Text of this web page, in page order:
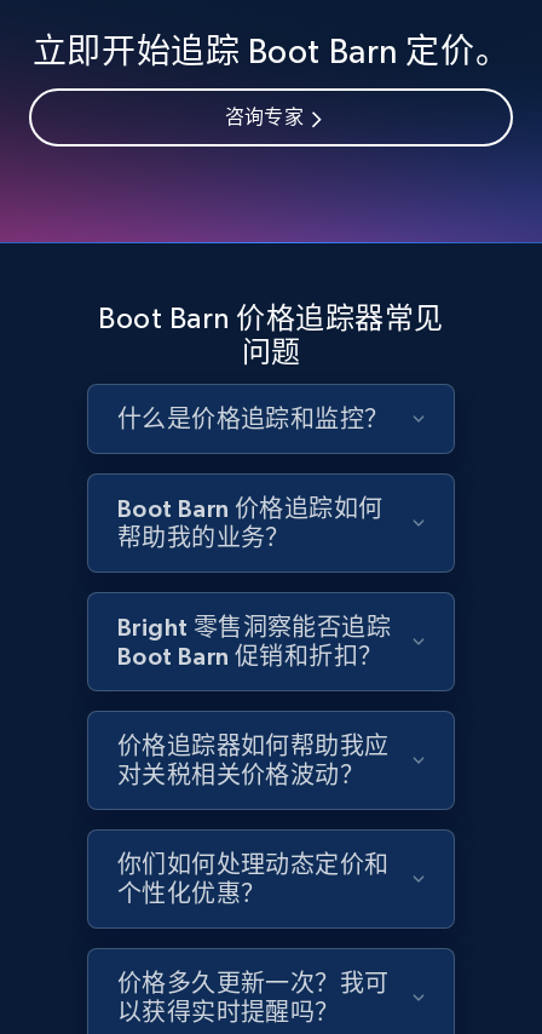
359+ 立即开始
Google Shopping
more.
2.4K+ 立即开始
Google Shopping - collects products from
web using keywords
URL, Product id, Title, Product description,
Rating, Reviews count, Images, Variations, and
URL, Domain, Country code, Model number,
Sku, Product id, Product name, Manufacturer,
and more.
2.1K+ 355+ 立即开始
Home Depot US - Gather data on products
立即开始追踪 Boot Barn 定价。
咨询专家
Boot Barn 价格追踪器常见
问题
什么是价格追踪和监控？
Boot Barn 价格追踪如何
帮助我的业务？
Bright 零售洞察能否追踪
Boot Barn 促销和折扣？
价格追踪器如何帮助我应
对关税相关价格波动？
你们如何处理动态定价和
个性化优惠？
价格多久更新一次？我可
以获得实时提醒吗？